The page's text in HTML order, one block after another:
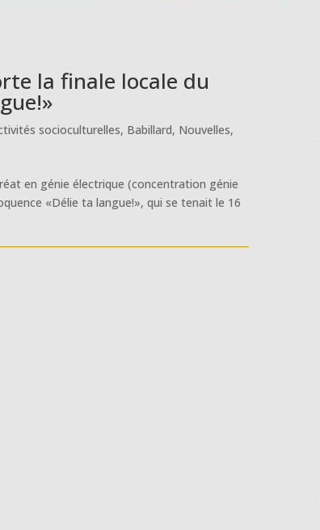
la finale locale du
socioculturelles, Babillard, Nouvelles,
en génie électrique (concentration génie
«Délie ta langue!», qui se tenait le 16